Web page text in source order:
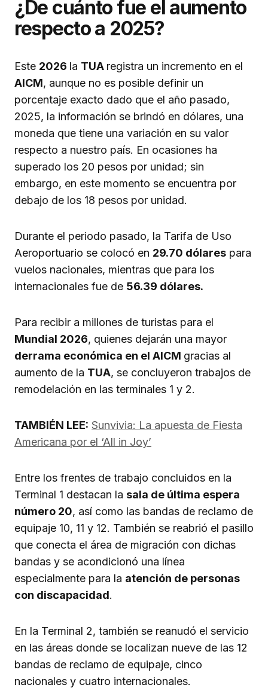
¿De cuánto fue el aumento
respecto a 2025?
Este 2026 la TUA registra un incremento en el
AICM, aunque no es posible definir un
porcentaje exacto dado que el año pasado,
2025, la información se brindó en dólares, una
moneda que tiene una variación en su valor
respecto a nuestro país. En ocasiones ha
superado los 20 pesos por unidad; sin
embargo, en este momento se encuentra por
debajo de los 18 pesos por unidad.
Durante el periodo pasado, la Tarifa de Uso
Aeroportuario se colocó en 29.70 dólares para
vuelos nacionales, mientras que para los
internacionales fue de 56.39 dólares.
Para recibir a millones de turistas para el
Mundial 2026, quienes dejarán una mayor
derrama económica en el AICM gracias al
aumento de la TUA, se concluyeron trabajos de
remodelación en las terminales 1 y 2.
TAMBIÉN LEE: Sunvivia: La apuesta de Fiesta
Americana por el ‘All in Joy’
Entre los frentes de trabajo concluidos en la
Terminal 1 destacan la sala de última espera
número 20, así como las bandas de reclamo de
equipaje 10, 11 y 12. También se reabrió el pasillo
que conecta el área de migración con dichas
bandas y se acondicionó una línea
especialmente para la atención de personas
con discapacidad.
En la Terminal 2, también se reanudó el servicio
en las áreas donde se localizan nueve de las 12
bandas de reclamo de equipaje, cinco
nacionales y cuatro internacionales.